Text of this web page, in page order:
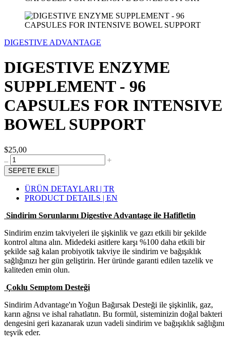
DIGESTIVE ADVANTAGE
DIGESTIVE ENZYME
SUPPLEMENT - 96
CAPSULES FOR INTENSIVE
BOWEL SUPPORT
$25,00
SEPETE EKLE
ÜRÜN DETAYLARI | TR
PRODUCT DETAILS | EN
Sindirim Sorunlarını Digestive Advantage ile Hafifletin
Sindirim enzim takviyeleri ile şişkinlik ve gazı etkili bir şekilde
kontrol altına alın. Midedeki asitlere karşı %100 daha etkili bir
şekilde sağ kalan probiyotik takviye ile sindirim ve bağışıklık
sağlığınızı her gün geliştirin. Her üründe garanti edilen tazelik ve
kaliteden emin olun.
Çoklu Semptom Desteği
Sindirim Advantage'ın Yoğun Bağırsak Desteği ile şişkinlik, gaz,
karın ağrısı ve ishal rahatlatın. Bu formül, sisteminizin doğal bakteri
dengesini geri kazanarak uzun vadeli sindirim ve bağışıklık sağlığını
teşvik eder.